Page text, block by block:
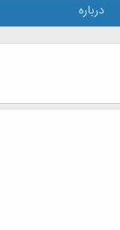
درباره